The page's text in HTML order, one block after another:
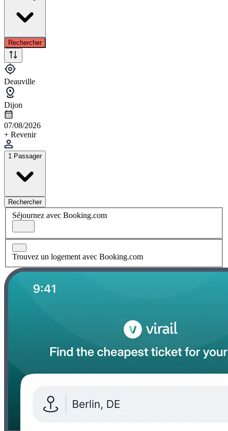
Rechercher
Deauville
Dijon
07/08/2026
+ Revenir
1 Passager
Rechercher
Séjournez avec Booking.com
Trouvez un logement avec Booking.com